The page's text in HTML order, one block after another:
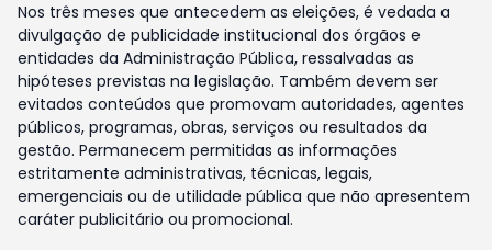
Nos três meses que antecedem as eleições, é vedada a
divulgação de publicidade institucional dos órgãos e
entidades da Administração Pública, ressalvadas as
hipóteses previstas na legislação. Também devem ser
evitados conteúdos que promovam autoridades, agentes
públicos, programas, obras, serviços ou resultados da
gestão. Permanecem permitidas as informações
estritamente administrativas, técnicas, legais,
emergenciais ou de utilidade pública que não apresentem
caráter publicitário ou promocional.